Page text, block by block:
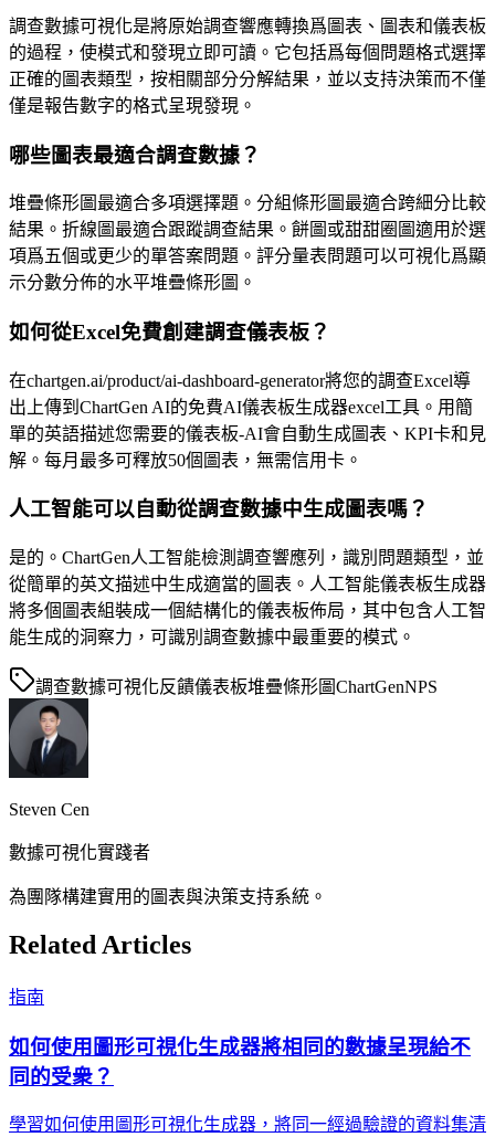
調查數據可視化是將原始調查響應轉換爲圖表、圖表和儀表板
的過程，使模式和發現立即可讀。它包括爲每個問題格式選擇
正確的圖表類型，按相關部分分解結果，並以支持決策而不僅
僅是報告數字的格式呈現發現。
哪些圖表最適合調查數據？
堆疊條形圖最適合多項選擇題。分組條形圖最適合跨細分比較
結果。折線圖最適合跟蹤調查結果。餅圖或甜甜圈圖適用於選
項爲五個或更少的單答案問題。評分量表問題可以可視化爲顯
示分數分佈的水平堆疊條形圖。
如何從Excel免費創建調查儀表板？
在chartgen.ai/product/ai-dashboard-generator將您的調查Excel導
出上傳到ChartGen AI的免費AI儀表板生成器excel工具。用簡
單的英語描述您需要的儀表板-AI會自動生成圖表、KPI卡和見
解。每月最多可釋放50個圖表，無需信用卡。
人工智能可以自動從調查數據中生成圖表嗎？
是的。ChartGen人工智能檢測調查響應列，識別問題類型，並
從簡單的英文描述中生成適當的圖表。人工智能儀表板生成器
將多個圖表組裝成一個結構化的儀表板佈局，其中包含人工智
能生成的洞察力，可識別調查數據中最重要的模式。
調查數據可視化反饋儀表板堆疊條形圖ChartGenNPS
Steven Cen
數據可視化實踐者
為團隊構建實用的圖表與決策支持系統。
Related Articles
指南
如何使用圖形可視化生成器將相同的數據呈現給不
同的受衆？
學習如何使用圖形可視化生成器，將同一經過驗證的資料集清